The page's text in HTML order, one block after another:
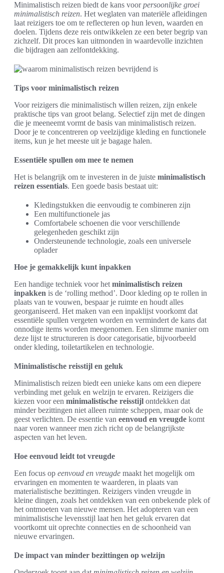
Minimalistisch reizen biedt de kans voorpersoonlijke groei
minimalistisch reizen. Het weglaten van materiële afleidingen
laat reizigers toe om te reflecteren op hun leven, waarden en
doelen. Tijdens deze reis ontwikkelen ze een beter begrip van
zichzelf. Dit proces kan uitmonden in waardevolle inzichten
die bijdragen aan zelfontdekking.
Tips voor minimalistisch reizen
Voor reizigers die minimalistisch willen reizen, zijn enkele
praktische tips van groot belang. Selectief zijn met de dingen
die je meeneemt vormt de basis van minimalistisch reizen.
Door je te concentreren op veelzijdige kleding en functionele
items, kun je het meeste uit je bagage halen.
Essentiële spullen om mee te nemen
Het is belangrijk om te investeren in de juiste minimalistisch
reizen essentials. Een goede basis bestaat uit:
Kledingstukken die eenvoudig te combineren zijn
Een multifunctionele jas
Comfortabele schoenen die voor verschillende
gelegenheden geschikt zijn
Ondersteunende technologie, zoals een universele
oplader
Hoe je gemakkelijk kunt inpakken
Een handige techniek voor het minimalistisch reizen
inpakken is de ‘rolling method’. Door kleding op te rollen in
plaats van te vouwen, bespaar je ruimte en houdt alles
georganiseerd. Het maken van een inpaklijst voorkomt dat
essentiële spullen vergeten worden en vermindert de kans dat
onnodige items worden meegenomen. Een slimme manier om
deze lijst te structureren is door categorisatie, bijvoorbeeld
onder kleding, toiletartikelen en technologie.
Minimalistische reisstijl en geluk
Minimalistisch reizen biedt een unieke kans om een diepere
verbinding met geluk en welzijn te ervaren. Reizigers die
kiezen voor een minimalistische reisstijl ontdekken dat
minder bezittingen niet alleen ruimte scheppen, maar ook de
geest verlichten. De essentie van eenvoud en vreugde komt
naar voren wanneer men zich richt op de belangrijkste
aspecten van het leven.
Hoe eenvoud leidt tot vreugde
Een focus op eenvoud en vreugde maakt het mogelijk om
ervaringen en momenten te waarderen, in plaats van
materialistische bezittingen. Reizigers vinden vreugde in
kleine dingen, zoals het ontdekken van een onbekende plek of
het ontmoeten van nieuwe mensen. Het adopteren van een
minimalistische levensstijl laat hen het geluk ervaren dat
voortkomt uit oprechte connecties en de schoonheid van
nieuwe ervaringen.
De impact van minder bezittingen op welzijn